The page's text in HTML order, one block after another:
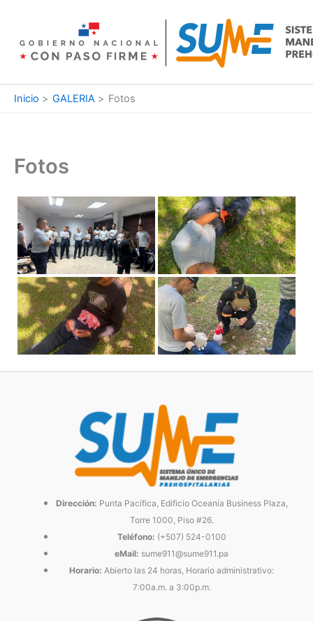
contenido
Inicio GALERIA Fotos
Fotos
Dirección: Punta Pacífica, Edificio Oceanía Business Plaza,
Torre 1000, Piso #26.
Teléfono: (+507) 524-0100
eMail: sume911@sume911.pa
Horario: Abierto las 24 horas, Horario administrativo:
7:00a.m. a 3:00p.m.